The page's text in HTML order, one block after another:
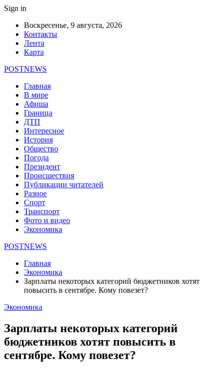
Sign in
Воскресенье, 9 августа, 2026
Контакты
Лента
Карта
POSTNEWS
Главная
В мире
Афиша
Граница
ДТП
Интересное
История
Общество
Погода
Президент
Происшествия
Публикации читателей
Разное
Спорт
Транспорт
Фото и видео
Экономика
POSTNEWS
Главная
Экономика
Зарплаты некоторых категорий бюджетников хотят
повысить в сентябре. Кому повезет?
Экономика
Зарплаты некоторых категорий
бюджетников хотят повысить в
сентябре. Кому повезет?